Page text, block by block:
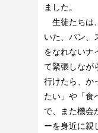
ました。
生徒たちは
いた、パン、
をなれないナ
て緊張しなが
行けたら、か
たい」や「食
で、また機会
ーを身近に親